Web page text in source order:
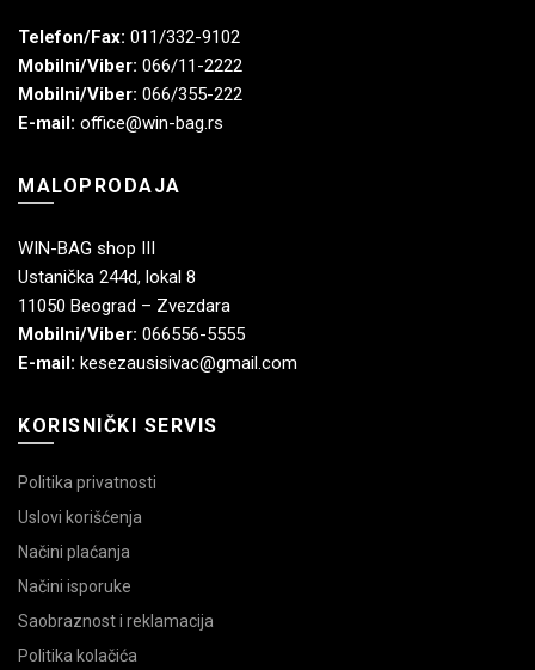
Telefon/Fax: 011/332-9102
Mobilni/Viber: 066/11-2222
Mobilni/Viber: 066/355-222
E-mail: office@win-bag.rs
MALOPRODAJA
WIN-BAG shop III
Ustanička 244d, lokal 8
11050 Beograd – Zvezdara
Mobilni/Viber: 066556-5555
E-mail: kesezausisivac@gmail.com
KORISNIČKI SERVIS
Politika privatnosti
Uslovi korišćenja
Načini plaćanja
Načini isporuke
Saobraznost i reklamacija
Politika kolačića